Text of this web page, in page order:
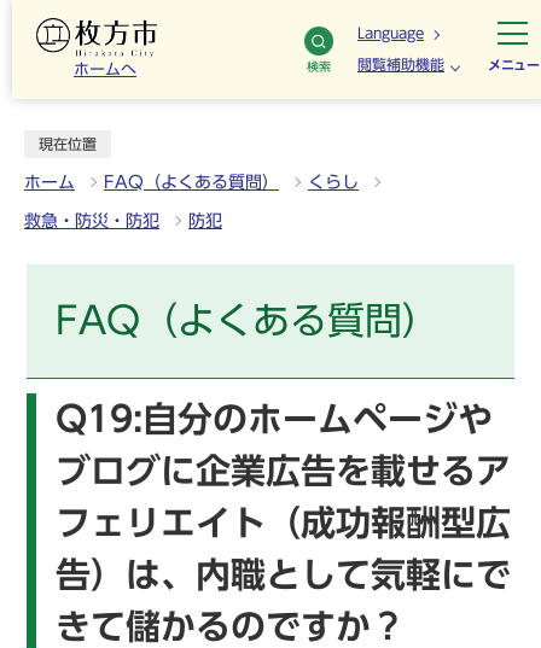
ホームへ 検索
Language
閲覧補助機能 メニュー
現在位置
ホーム FAQ（よくある質問） くらし
救急・防災・防犯 防犯
FAQ（よくある質問）
Q19:自分のホームページや
ブログに企業広告を載せるア
フェリエイト（成功報酬型広
告）は、内職として気軽にで
きて儲かるのですか？